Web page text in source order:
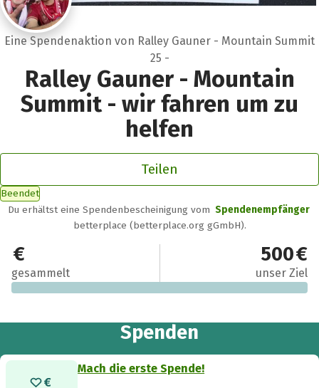
Eine Spendenaktion von Ralley Gauner - Mountain Summit
25 -
Ralley Gauner - Mountain
Summit - wir fahren um zu
helfen
Teilen
Beendet
Du erhältst eine Spendenbescheinigung vom Spendenempfänger
betterplace (betterplace.org gGmbH).
0 €
gesammelt
500 €
unser Ziel
Spenden
Mach die erste Spende!